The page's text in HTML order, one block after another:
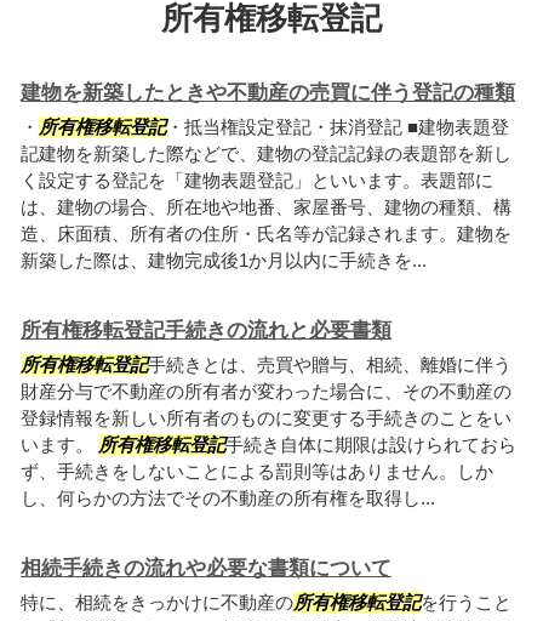
所有権移転登記
建物を新築したときや不動産の売買に伴う登記の種類
・ 所有権移転登記・抵当権設定登記・抹消登記 ■建物表題登
記建物を新築した際などで、建物の登記記録の表題部を新し
く設定する登記を「建物表題登記」といいます。表題部に
は、建物の場合、所在地や地番、家屋番号、建物の種類、構
造、床面積、所有者の住所・氏名等が記録されます。建物を
新築した際は、建物完成後1か月以内に手続きを...
所有権移転登記手続きの流れと必要書類
所有権移転登記手続きとは、売買や贈与、相続、離婚に伴う
財産分与で不動産の所有者が変わった場合に、その不動産の
登録情報を新しい所有者のものに変更する手続きのことをい
います。
所有権移転登記手続き自体に期限は設けられておら
ず、手続きをしないことによる罰則等はありません。しか
し、何らかの方法でその不動産の所有権を取得し...
相続手続きの流れや必要な書類について
特に、相続をきっかけに不動産の所有権移転登記を行うこと